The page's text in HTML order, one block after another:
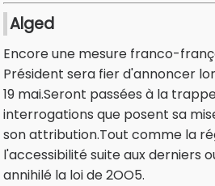
Alged
Encore une mesure franco-
Président sera fier d'annoncer
19 mai.Seront passées à la
interrogations que posent sa
son attribution.Tout comme la
l'accessibilité suite aux derniers
annihilé la loi de 2OO5.